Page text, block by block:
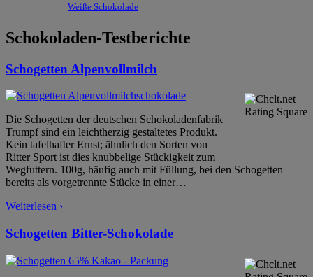
Weiße Schokolade
Schokoladen-Testberichte
Schogetten Alpenvollmilch
Die Schogetten der deutschen Schokoladenfabrik
Trumpf sind ein leichtherzig gestaltetes Produkt.
Kein tafelhafter Ernst; ähnlich den Sorten von
Ritter Sport ist dies knubbelige Stückigkeit zum
Wegfuttern. 100g, häufig auch mit Füllung, bei den Schogetten
bereits als vorgetrennte Stücke in einer…
Weiterlesen ›
Schogetten Bitter-Schokolade